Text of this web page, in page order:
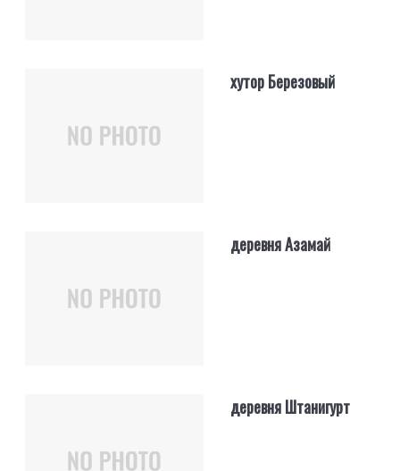
хутор Березовый
деревня Азамай
деревня Штанигурт